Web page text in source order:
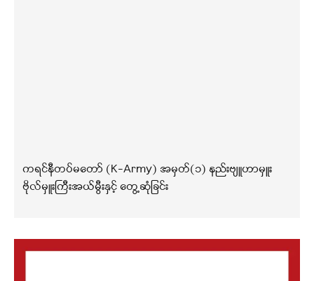
ကရင်နီတပ်မတော် (K-Army) အမှတ်(၁) နည်းဗျူဟာမှူး
ဗိုလ်မှူးကြီးအယ်မွီးနှင့် တွေ့ဆုံခြင်း